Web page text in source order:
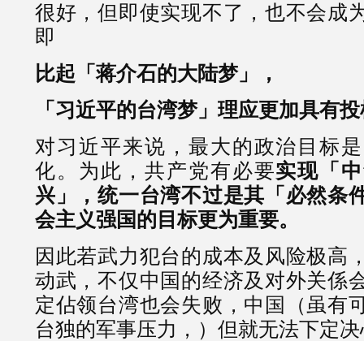
很好，但即使实现不了，也不会成
即
比起「蒋介石的大陆梦」，
「 习近平的台湾梦」理应更加具有
对习近平来说，最大的政治目标
化。为此，共产党有必要实现「
兴」，统一台湾不过是其「必然条
会主义强国的目标更为重要。
因此若武力犯台的成本及风险极高
动武，不仅中国的经济及对外关係
定佔领台湾也会失败，中国（虽有
台独的军事压力，）但就无法下定